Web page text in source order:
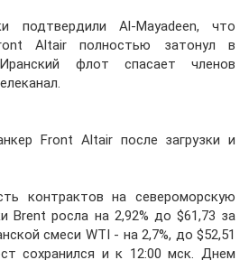
подтвердили Al-Mayadeen, что
Altair полностью затонул в
флот спасает членов
Front Altair после загрузки и
контрактов на североморскую
Brent росла на 2,92% до $61,73 за
смеси WTI - на 2,7%, до $52,51
сохранился и к 12:00 мск. Днем